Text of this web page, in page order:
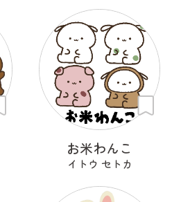
お米わんこ
イトウ セトカ